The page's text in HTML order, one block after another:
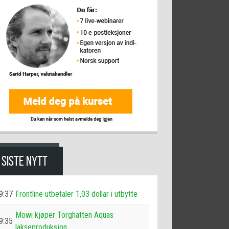
SISTE NYTT
Frontline utbetaler 1,03 dollar i utbytte
Mowi kjøper Torghatten Aquas